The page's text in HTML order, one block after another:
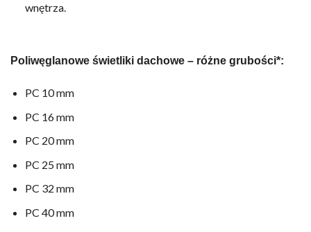
wnętrza.
Poliwęglanowe świetliki dachowe – różne grubości*:
PC 10 mm
PC 16 mm
PC 20 mm
PC 25 mm
PC 32 mm
PC 40 mm